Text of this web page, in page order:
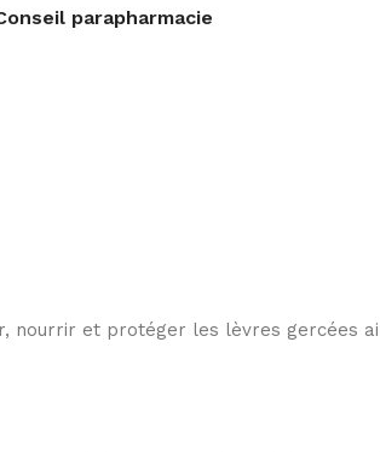
parapharmacie
et protéger les lèvres gercées